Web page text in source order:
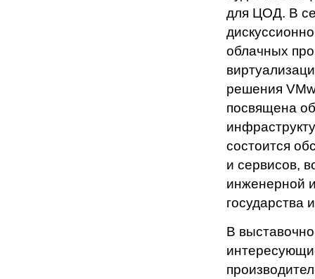
для ЦОД. В
облачных
решения
посвящена
состоится
и сервисов,
инженерной
государства
В